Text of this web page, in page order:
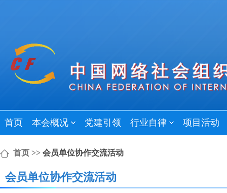
首页 本会概况 党建引领 行业自律 项目活动
首页 >> 会员单位协作交流活动
会员单位协作交流活动